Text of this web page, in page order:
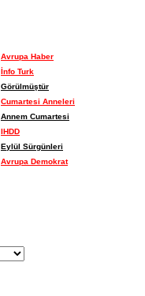
Avrupa Haber
İnfo Turk
Görülmüştür
Cumartesi Anneleri
Annem Cumartesi
IHDD
Eylül Sürgünleri
Avrupa Demokrat